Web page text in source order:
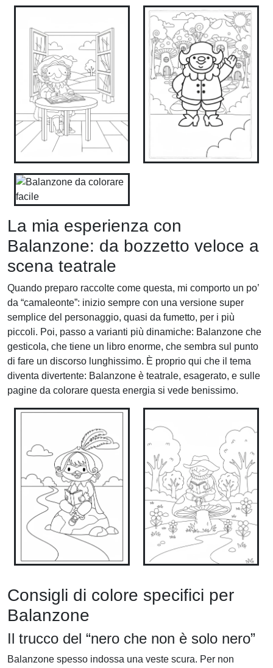
La mia esperienza con
Balanzone: da bozzetto veloce a
scena teatrale
Quando preparo raccolte come questa, mi comporto un po’
da “camaleonte”: inizio sempre con una versione super
semplice del personaggio, quasi da fumetto, per i più
piccoli. Poi, passo a varianti più dinamiche: Balanzone che
gesticola, che tiene un libro enorme, che sembra sul punto
di fare un discorso lunghissimo. È proprio qui che il tema
diventa divertente: Balanzone è teatrale, esagerato, e sulle
pagine da colorare questa energia si vede benissimo.
Consigli di colore specifici per
Balanzone
Il trucco del “nero che non è solo nero”
Balanzone spesso indossa una veste scura. Per non